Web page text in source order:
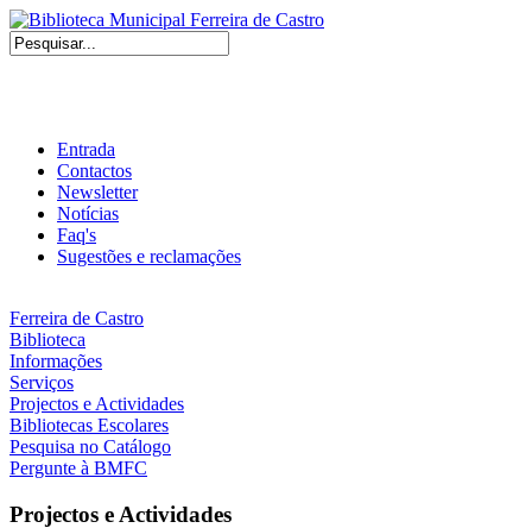
Entrada
Contactos
Newsletter
Notícias
Faq's
Sugestões e reclamações
Ferreira de Castro
Biblioteca
Informações
Serviços
Projectos e Actividades
Bibliotecas Escolares
Pesquisa no Catálogo
Pergunte à BMFC
Projectos e Actividades